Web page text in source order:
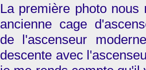
La première photo nous
ancienne cage
de l'ascenseur
descente avec